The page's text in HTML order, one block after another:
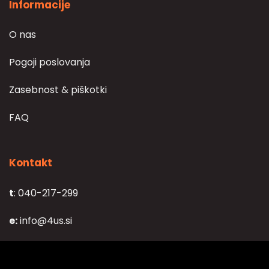
Informacije
O nas
Pogoji poslovanja
Zasebnost & piškotki
FAQ
Kontakt
t: 040-217-299
e:info@4us.si